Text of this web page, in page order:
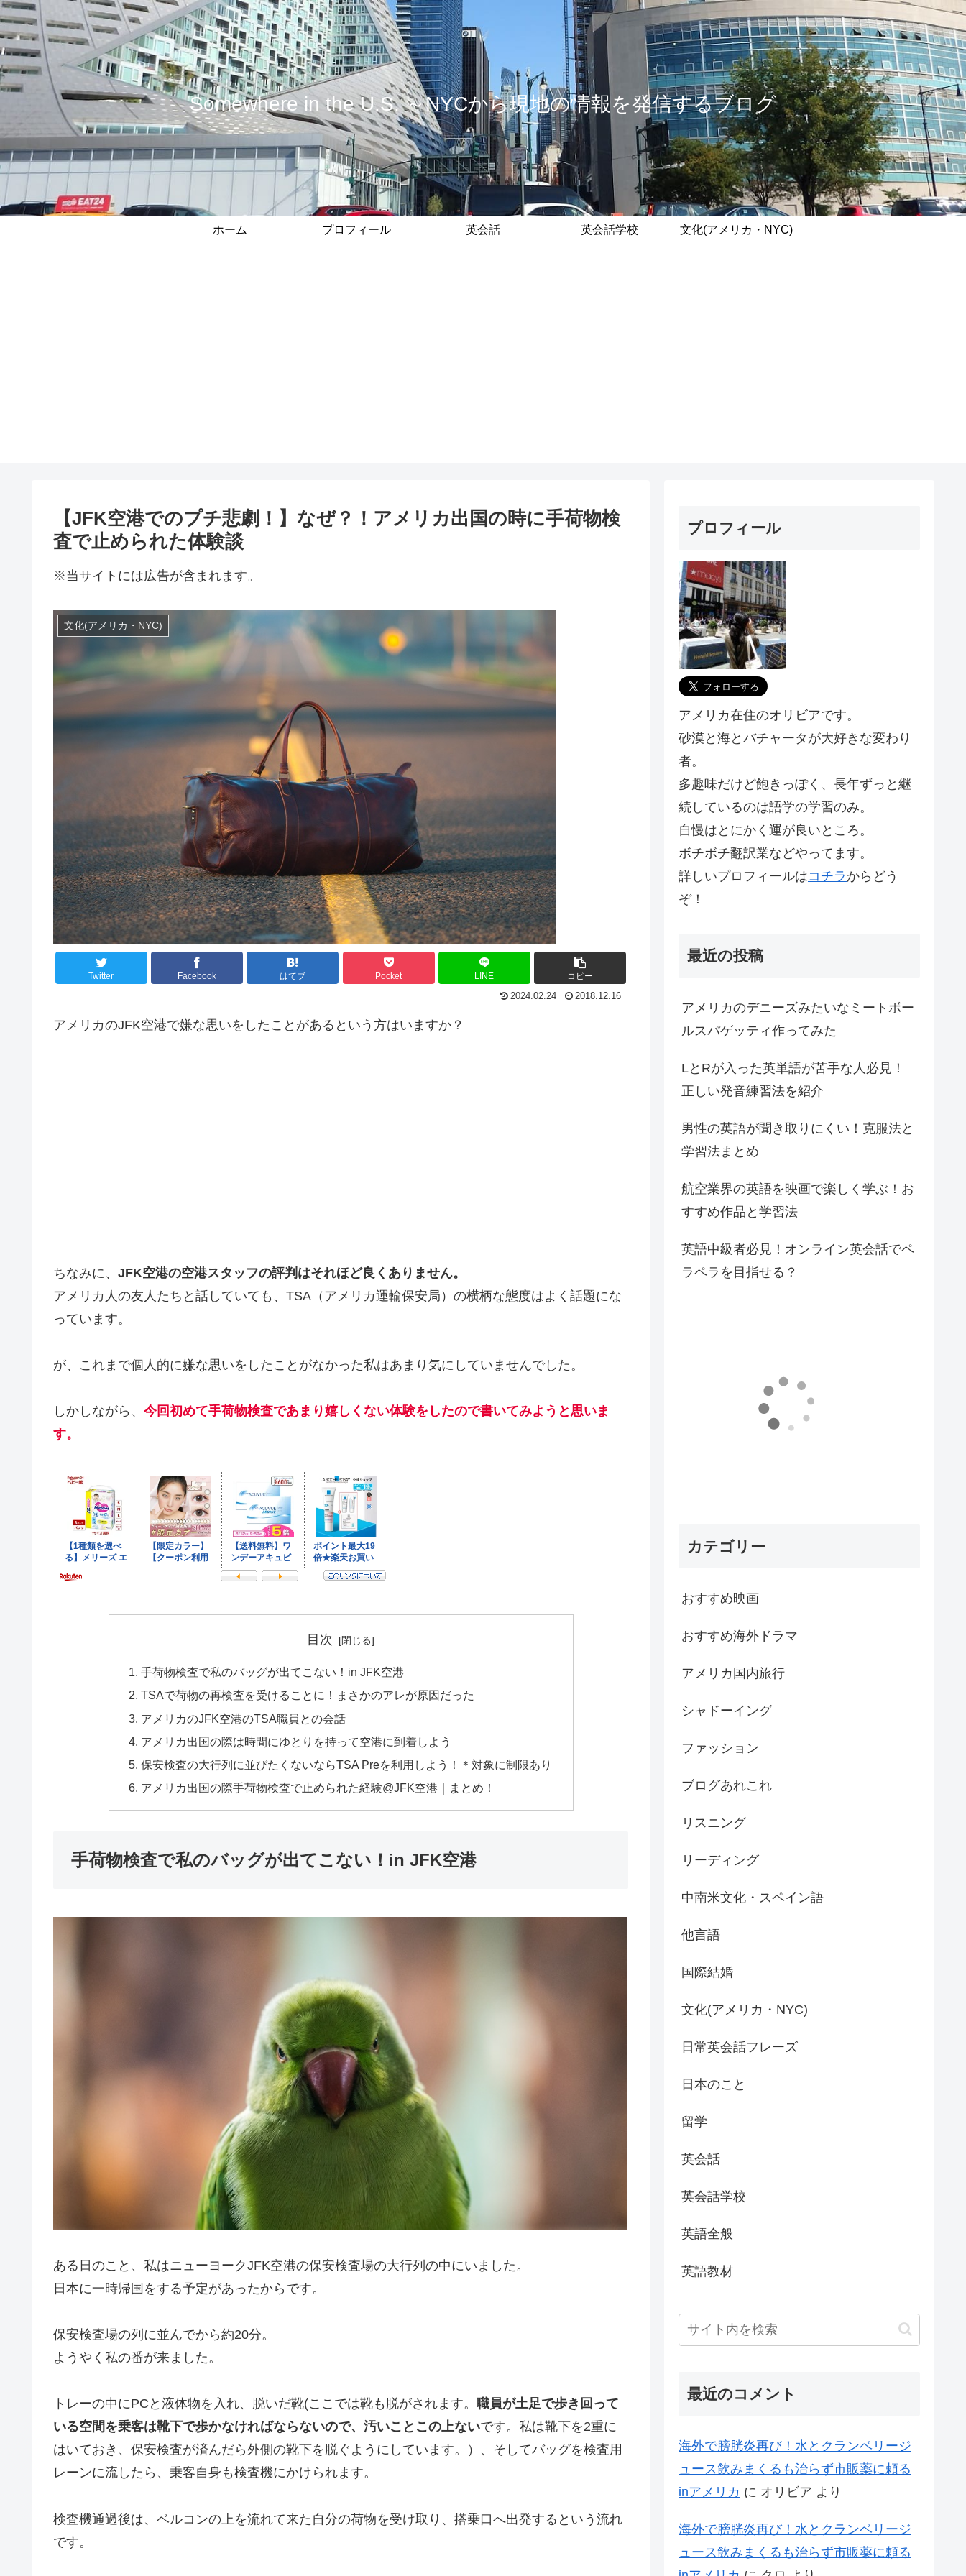
Somewhere in the U.S. ～NYCから現地の情報を発信するブログ
ホーム プロフィール 英会話 英会話学校 文化(アメリカ・NYC)
【JFK空港でのプチ悲劇！】なぜ？！アメリカ出国の時に手荷物検
査で止められた体験談
※当サイトには広告が含まれます。
文化(アメリカ・NYC)
Twitter Facebook はてブ Pocket LINE コピー
2024.02.24 2018.12.16
アメリカのJFK空港で嫌な思いをしたことがあるという方はいますか？
ちなみに、 JFK空港の空港スタッフの評判はそれほど良くありません。
アメリカ人の友人たちと話していても、TSA（アメリカ運輸保安局）の横柄な態度はよく話題にな
っています。
が、これまで個人的に嫌な思いをしたことがなかった私はあまり気にしていませんでした。
しかしながら、 今回初めて手荷物検査であまり嬉しくない体験をしたので書いてみようと思いま
す。
目次
手荷物検査で私のバッグが出てこない！in JFK空港
TSAで荷物の再検査を受けることに！まさかのアレが原因だった
アメリカのJFK空港のTSA職員との会話
アメリカ出国の際は時間にゆとりを持って空港に到着しよう
保安検査の大行列に並びたくないならTSA Preを利用しよう！＊対象に制限あり
アメリカ出国の際手荷物検査で止められた経験@JFK空港｜まとめ！
手荷物検査で私のバッグが出てこない！in JFK空港
ある日のこと、私はニューヨークJFK空港の保安検査場の大行列の中にいました。
日本に一時帰国をする予定があったからです。
保安検査場の列に並んでから約20分。
ようやく私の番が来ました。
トレーの中にPCと液体物を入れ、脱いだ靴(ここでは靴も脱がされます。 職員が土足で歩き回って
いる空間を乗客は靴下で歩かなければならないので、汚いことこの上ないです。私は靴下を2重に
はいておき、保安検査が済んだら外側の靴下を脱ぐようにしています。）、そしてバッグを検査用
レーンに流したら、乗客自身も検査機にかけられます。
検査機通過後は、ベルコンの上を流れて来た自分の荷物を受け取り、搭乗口へ出発するという流れ
です。
プロフィール
アメリカ在住のオリビアです。
砂漠と海とバチャータが大好きな変わり
者。
多趣味だけど飽きっぽく、長年ずっと継
続しているのは語学の学習のみ。
自慢はとにかく運が良いところ。
ボチボチ翻訳業などやってます。
詳しいプロフィールはコチラ からどう
ぞ！
最近の投稿
アメリカのデニーズみたいなミートボー
ルスパゲッティ作ってみた
LとRが入った英単語が苦手な人必見！
正しい発音練習法を紹介
男性の英語が聞き取りにくい！克服法と
学習法まとめ
航空業界の英語を映画で楽しく学ぶ！お
すすめ作品と学習法
英語中級者必見！オンライン英会話でペ
ラペラを目指せる？
カテゴリー
おすすめ映画
おすすめ海外ドラマ
アメリカ国内旅行
シャドーイング
ファッション
ブログあれこれ
リスニング
リーディング
中南米文化・スペイン語
他言語
国際結婚
文化(アメリカ・NYC)
日常英会話フレーズ
日本のこと
留学
英会話
英会話学校
英語全般
英語教材
最近のコメント
海外で膀胱炎再び！水とクランベリージ
ュース飲みまくるも治らず市販薬に頼る
inアメリカ に オリビア より
海外で膀胱炎再び！水とクランベリージ
ュース飲みまくるも治らず市販薬に頼る